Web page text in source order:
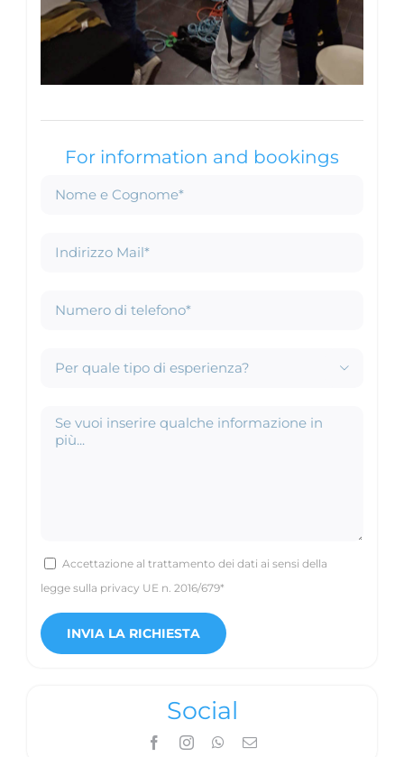
For information and bookings

Accettazione al trattamento dei dati ai sensi della
legge sulla privacy UE n. 2016/679*
Social